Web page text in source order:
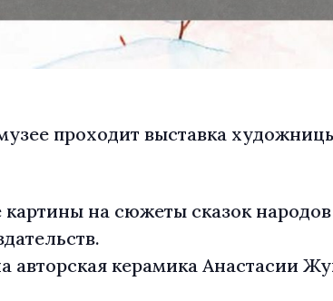
проходит выставка
на сюжеты сказок
авторская керамика